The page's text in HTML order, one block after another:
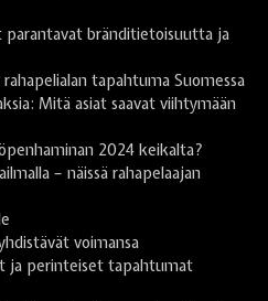
bränditietoisuutta ja
tapahtuma Suomessa
Mitä asiat saavat viihtymään
2024 keikalta?
– näissä rahapelaajan
voimansa
ja perinteiset tapahtumat